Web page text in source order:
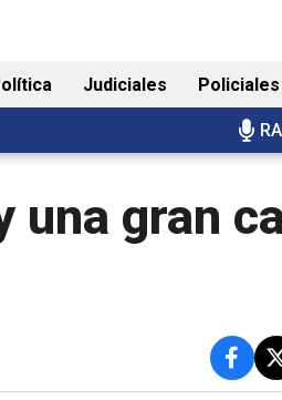
Judiciales Policiales
una gran